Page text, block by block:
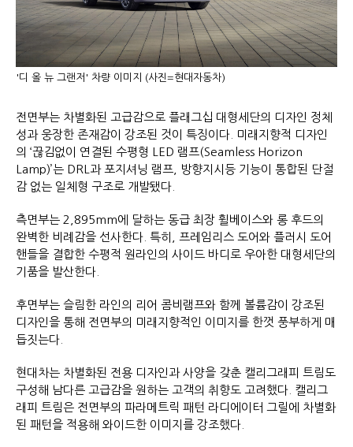
'디 올 뉴 그랜저' 차량 이미지 (사진=현대자동차)
전면부는 차별화된 고급감으로 플래그십 대형세단의 디자인 정체
성과 웅장한 존재감이 강조된 것이 특징이다. 미래지향적 디자인
의 ‘끊김없이 연결된 수평형 LED 램프(Seamless Horizon
Lamp)’는 DRL과 포지셔닝 램프, 방향지시등 기능이 통합된 단절
감 없는 일체형 구조로 개발됐다.
측면부는 2,895mm에 달하는 동급 최장 휠베이스와 롱 후드의
완벽한 비례감을 선사한다. 특히, 프레임리스 도어와 플러시 도어
핸들을 결합한 수평적 원라인의 사이드 바디로 우아한 대형세단의
기품을 발산한다.
후면부는 슬림한 라인의 리어 콤비램프와 함께 볼륨감이 강조된
디자인을 통해 전면부의 미래지향적인 이미지를 한껏 풍부하게 매
듭짓는다.
현대차는 차별화된 전용 디자인과 사양을 갖춘 캘리그래피 트림도
구성해 남다른 고급감을 원하는 고객의 취향도 고려했다. 캘리그
래피 트림은 전면부의 파라메트릭 패턴 라디에이터 그릴에 차별화
된 패턴을 적용해 와이드한 이미지를 강조했다.